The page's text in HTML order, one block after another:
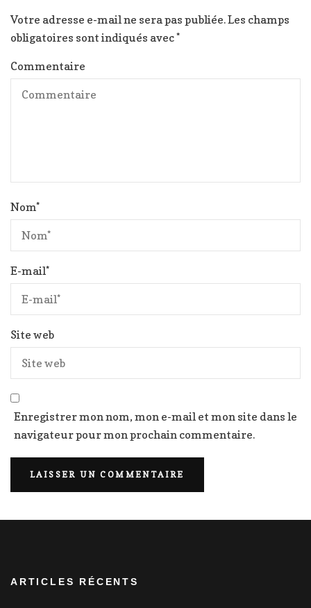
Votre adresse e-mail ne sera pas publiée.Les champs
obligatoires sont indiqués avec*
Commentaire
Nom*
E-mail*
Site web
Enregistrer mon nom, mon e-mail et mon site dans le
navigateur pour mon prochain commentaire.
ARTICLES RÉCENTS